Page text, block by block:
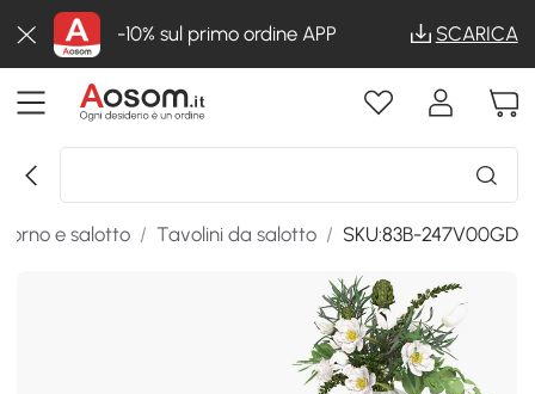
-10% sul primo ordine APP SCARICA
e salotto / Tavolini da salotto / SKU:83B-247V00GD